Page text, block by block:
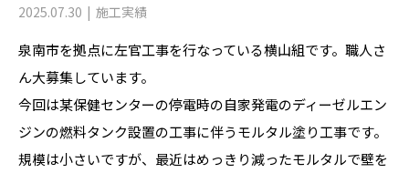
2025.07.30 施工実績
泉南市を拠点に左官工事を行なっている横山組です。職人さ
ん大募集しています。
今回は某保健センターの停電時の自家発電のディーゼルエン
ジンの燃料タンク設置の工事に伴うモルタル塗り工事です。
規模は小さいですが、最近はめっきり減ったモルタルで壁を